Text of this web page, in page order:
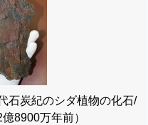
石炭紀のシダ植物の化石/
8900万年前）